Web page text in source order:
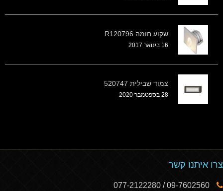
שקוע חומה R120796
16 בינואר 2017
צמוד שבילית 520747
28 בספטמבר 2020
צרו איתנו קשר